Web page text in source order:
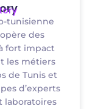
tunisienne
des
fort impact
les métiers
de Tunis et
d’experts
laboratoires